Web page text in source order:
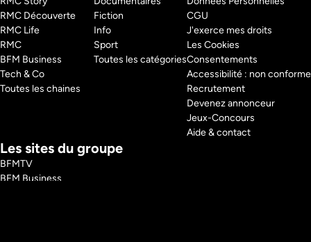
RMC Découverte
RMC Life
RMC
BFM Business
Tech & Co
Toutes les chaines
Fiction
Info
Sport
Toutes les catégories
CGU
J'exerce mes droits
Les Cookies
Consentements
Accessibilité : non conforme
Recrutement
Devenez annonceur
Jeux-Concours
Aide & contact
Les sites du groupe
BFMTV
BFM Business